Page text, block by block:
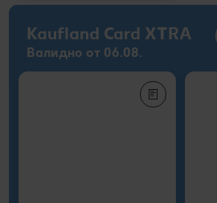
Kaufland Card XTRA
Валидно от 06.08.